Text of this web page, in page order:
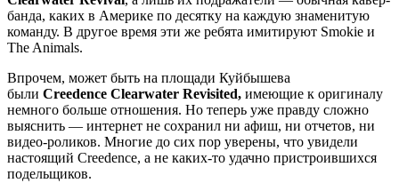
банда, каких в Америке по десятку на каждую знаменитую
команду. В другое время эти же ребята имитируют Smokie и
The Animals.
Впрочем, может быть на площади Куйбышева
были Creedence Clearwater Revisited, имеющие к оригиналу
немного больше отношения. Но теперь уже правду сложно
выяснить — интернет не сохранил ни афиш, ни отчетов, ни
видео-роликов. Многие до сих пор уверены, что увидели
настоящий Creedence, а не каких-то удачно пристроившихся
подельщиков.